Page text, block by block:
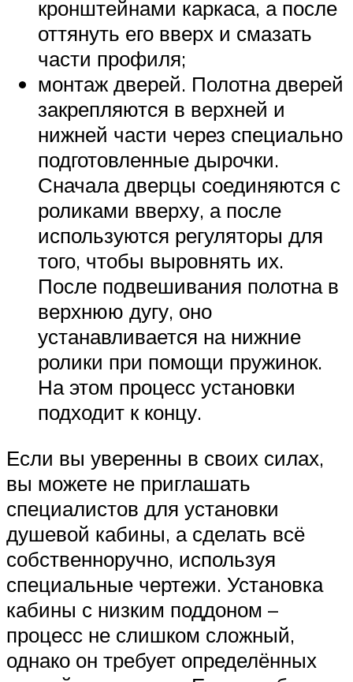
кронштейнами каркаса, а после
оттянуть его вверх и смазать
части профиля;
монтаж дверей. Полотна дверей
закрепляются в верхней и
нижней части через специально
подготовленные дырочки.
Сначала дверцы соединяются с
роликами вверху, а после
используются регуляторы для
того, чтобы выровнять их.
После подвешивания полотна в
верхнюю дугу, оно
устанавливается на нижние
ролики при помощи пружинок.
На этом процесс установки
подходит к концу.
Если вы уверенны в своих силах,
вы можете не приглашать
специалистов для установки
душевой кабины, а сделать всё
собственноручно, используя
специальные чертежи. Установка
кабины с низким поддоном –
процесс не слишком сложный,
однако он требует определённых